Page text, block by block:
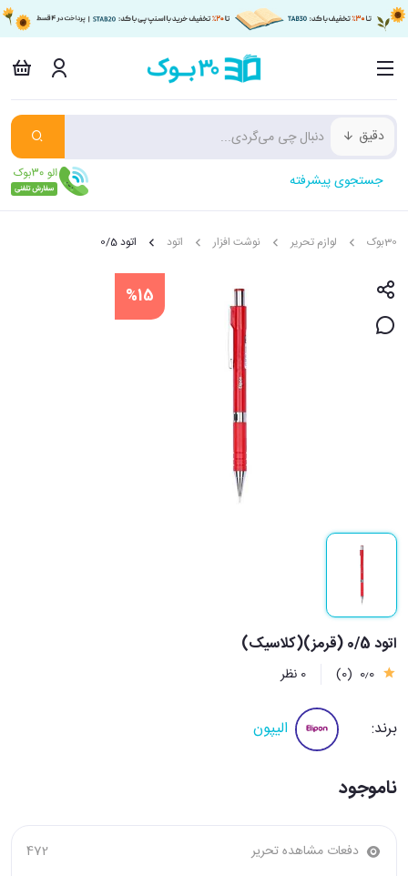
دقیق
جستجوی پیشرفته
30بوک لوازم تحریر نوشت افزار اتود اتود 0/5
%15
اتود 0/5 (قرمز)(کلاسیک)
0٫0 (0) 0 نظر
برند: الیپون
ناموجود
دفعات مشاهده تحریر 472